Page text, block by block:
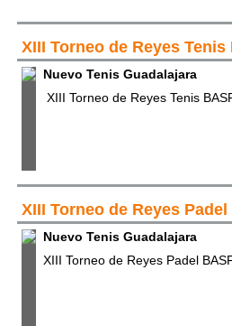
XIII Torneo de Reyes Tenis
Nuevo Tenis Guadalajara
XIII Torneo de Reyes Tenis
XIII Torneo de Reyes Padel
Nuevo Tenis Guadalajara
XIII Torneo de Reyes Padel